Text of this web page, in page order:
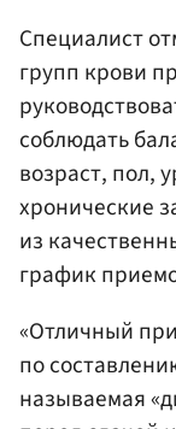
Специалист
групп крови
соблюдать
возраст, пол,
хронические
из
график
«Отличный
по
называемая